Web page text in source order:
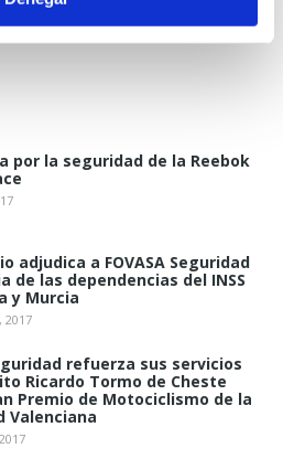
durante un periodo
de la cookie:
Son aquéllas que bien tratadas
nos permiten cuantificar el
realizar la medición y análisis
que hacen los usuarios del
se analiza su navegación en
fin de mejorar la oferta de
le ofrecemos.
: Son aquéllas que permiten la
eficaz posible, de los espacios
el editor haya incluido en
o plataforma desde la que
por la seguridad de la Reebok
adjudica a FOVASA Seguridad
de las dependencias del INSS
y Murcia
refuerza sus servicios
Ricardo Tormo de Cheste
Premio de Motociclismo de la
Valenciana